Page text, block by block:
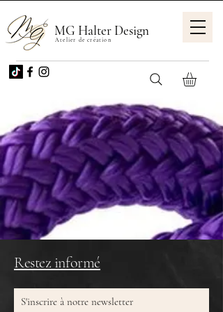
MG Halter Design
Atelier de création
Restez informé
S'inscrire à notre newsletter